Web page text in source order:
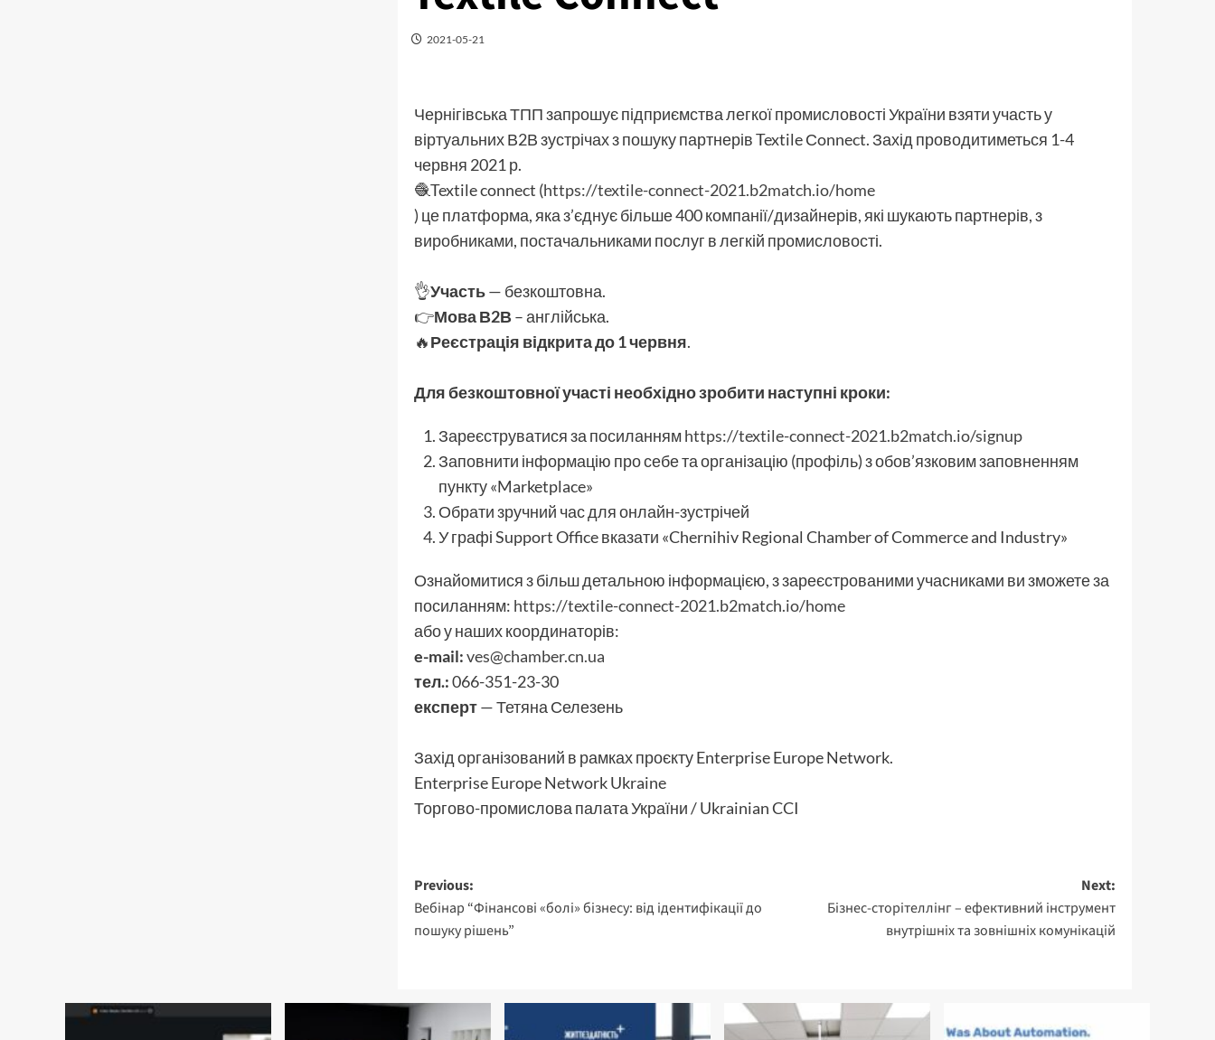
2021-05-21
Чернігівська ТПП запрошує підприємства легкої промисловості України взяти участь у
віртуальних В2В зустрічах з пошуку партнерів Textile Сonnect. Захід проводитиметься 1-4
червня 2021 р.
🧶Textile connect (https://textile-connect-2021.b2match.io/home
) це платформа, яка з’єднує більше 400 компанії/дизайнерів, які шукають партнерів, з
виробниками, постачальниками послуг в легкій промисловості.
👌Участь— безкоштовна.
👉Мова В2В– англійська.
🔥Реєстрація відкрита до 1 червня.
Для безкоштовної участі необхідно зробити наступні кроки:
Зареєструватися за посиланнямhttps://textile-connect-2021.b2match.io/signup
Заповнити інформацію про себе та організацію (профіль) з обов’язковим заповненням
пункту «Marketplace»
Обрати зручний час для онлайн-зустрічей
У графі Support Office вказати «Chernihiv Regional Chamber of Commerce and Industry»
Ознайомитися з більш детальною інформацією, з зареєстрованими учасниками ви зможете за
посиланням: https://textile-connect-2021.b2match.io/home
або у наших координаторів:
e-mail:ves@chamber.cn.ua
тел.:066-351-23-30
експерт— Тетяна Селезень
Захід організований в рамках проєкту Enterprise Europe Network.
Enterprise Europe Network Ukraine
Торгово-промислова палата України / Ukrainian CCI
Post
navigation
Previous:
Вебінар “Фінансові «болі» бізнесу: від ідентифікації до
пошуку рішень”
Next:
Бізнес-сторітеллінг – ефективний інструмент
внутрішніх та зовнішніх комунікацій